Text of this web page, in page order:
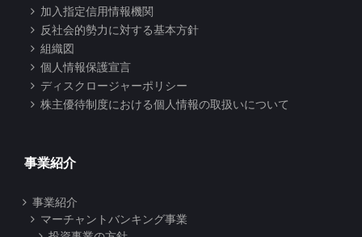
加入指定信用情報機関
反社会的勢力に対する基本方針
組織図
個人情報保護宣言
ディスクロージャーポリシー
株主優待制度における個人情報の取扱いについて
事業紹介
事業紹介
マーチャントバンキング事業